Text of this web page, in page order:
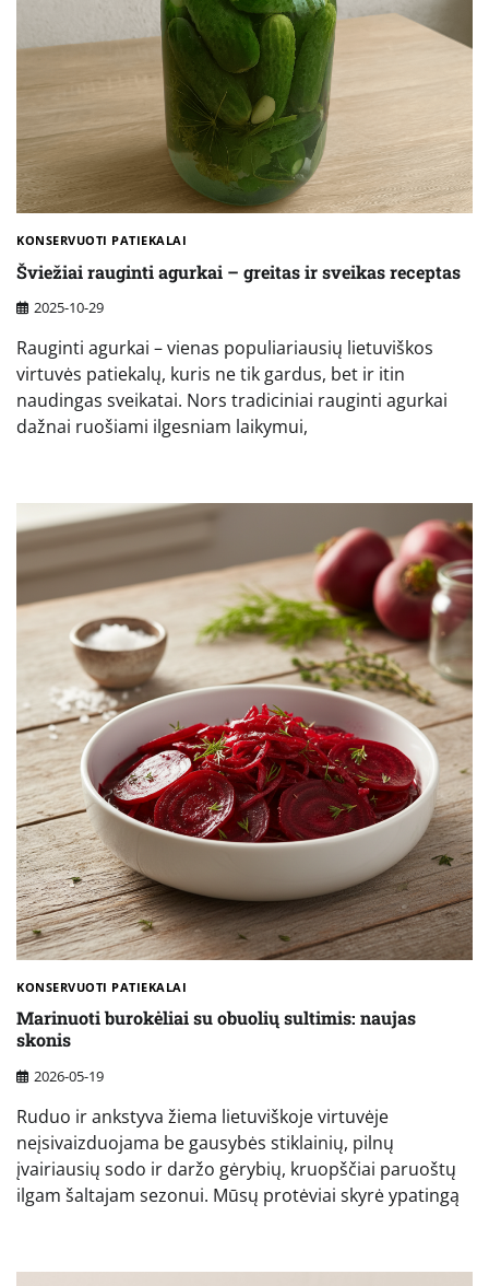
KONSERVUOTI PATIEKALAI
Šviežiai rauginti agurkai – greitas ir sveikas receptas
2025-10-29
Rauginti agurkai – vienas populiariausių lietuviškos
virtuvės patiekalų, kuris ne tik gardus, bet ir itin
naudingas sveikatai. Nors tradiciniai rauginti agurkai
dažnai ruošiami ilgesniam laikymui,
KONSERVUOTI PATIEKALAI
Marinuoti burokėliai su obuolių sultimis: naujas
skonis
2026-05-19
Ruduo ir ankstyva žiema lietuviškoje virtuvėje
neįsivaizduojama be gausybės stiklainių, pilnų
įvairiausių sodo ir daržo gėrybių, kruopščiai paruoštų
ilgam šaltajam sezonui. Mūsų protėviai skyrė ypatingą